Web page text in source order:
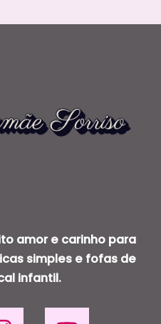
amor e carinho para
simples e fofas de
infantil.